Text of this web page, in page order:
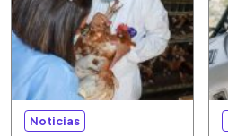
Noticias